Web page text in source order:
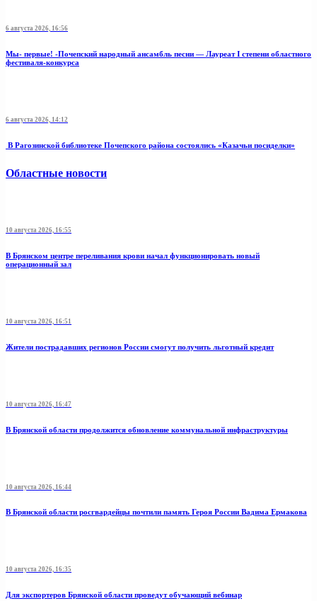
6 августа 2026, 16:56
Мы- первые! -Почепский народный ансамбль песни — Лауреат I степени областного
фестиваля-конкурса
6 августа 2026, 14:12
В Рагозинской библиотеке Почепского района состоялись «Казачьи посиделки»
Областные новости
10 августа 2026, 16:55
В Брянском центре переливания крови начал функционировать новый
операционный зал
10 августа 2026, 16:51
Жители пострадавших регионов России смогут получить льготный кредит
10 августа 2026, 16:47
В Брянской области продолжится обновление коммунальной инфраструктуры
10 августа 2026, 16:44
В Брянской области росгвардейцы почтили память Героя России Вадима Ермакова
10 августа 2026, 16:35
Для экспортеров Брянской области проведут обучающий вебинар